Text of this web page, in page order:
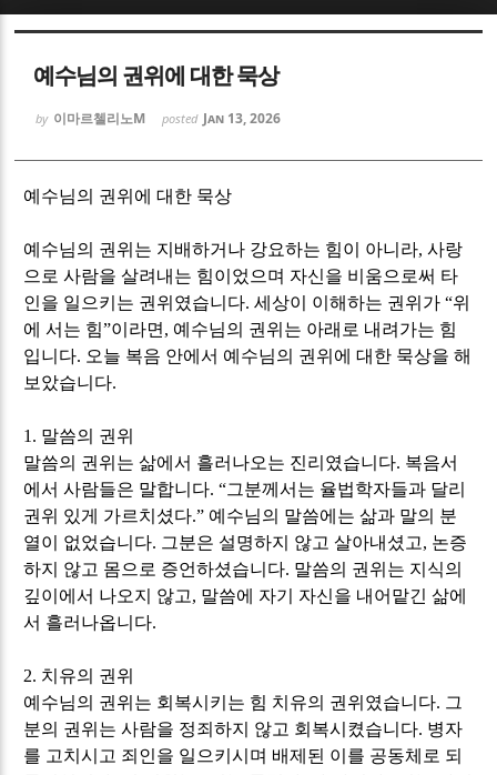
예수님의 권위에 대한 묵상
by 이마르첼리노M posted Jan 13, 2026
예수님의 권위에 대한 묵상
예수님의 권위는 지배하거나 강요하는 힘이 아니라,사랑
으로 사람을 살려내는 힘이었으며 자신을 비움으로써 타
인을 일으키는 권위였습니다.세상이 이해하는 권위가“위
에 서는 힘”이라면 , 예수님의 권위는 아래로 내려가는 힘
입니다. 오늘 복음 안에서 예수님의 권위에 대한 묵상을 해
보았습니다.
1. 말씀의 권위
말씀의 권위는 삶에서 흘러나오는 진리였습니다. 복음서
에서 사람들은 말합니다. “그분께서는 율법학자들과 달리
권위 있게 가르치셨다.” 예수님의 말씀에는 삶과 말의 분
열이 없었습니다. 그분은 설명하지 않고 살아내셨고, 논증
하지 않고 몸으로 증언하셨습니다. 말씀의 권위는 지식의
깊이에서 나오지 않고, 말씀에 자기 자신을 내어맡긴 삶에
서 흘러나옵니다.
2. 치유의 권위
예수님의 권위는 회복시키는 힘 치유의 권위였습니다. 그
분의 권위는 사람을 정죄하지 않고 회복시켰습니다. 병자
를 고치시고 죄인을 일으키시며 배제된 이를 공동체로 되
Sketchbook5, 스케치북5
Sketchbook5, 스케치북5
Sketchbook5, 스케치북5
Sketchbook5, 스케치북5